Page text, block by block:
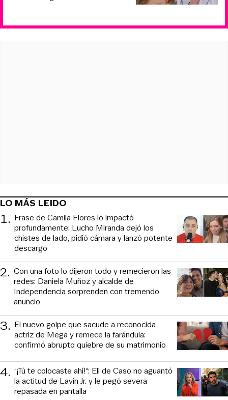
LO MÁS LEIDO
1. Frase de Camila Flores lo impactó
profundamente: Lucho Miranda dejó los
chistes de lado, pidió cámara y lanzó potente
descargo
2. Con una foto lo dijeron todo y remecieron las
redes: Daniela Muñoz y alcalde de
Independencia sorprenden con tremendo
anuncio
3. El nuevo golpe que sacude a reconocida
actriz de Mega y remece la farándula:
confirmó abrupto quiebre de su matrimonio
4. “¡Tú te colocaste ahí!“: Eli de Caso no aguantó
la actitud de Lavín Jr. y le pegó severa
repasada en pantalla